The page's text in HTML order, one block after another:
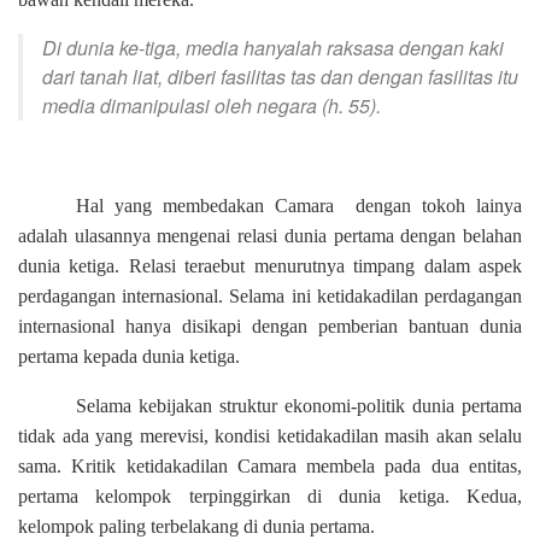
Di dunia ke-tiga, media hanyalah raksasa dengan kaki
dari tanah liat, diberi fasilitas tas dan dengan fasilitas itu
media dimanipulasi oleh negara (h. 55).
Hal yang membedakan Camara
dengan tokoh lainya
adalah ulasannya mengenai relasi dunia pertama dengan belahan
dunia ketiga. Relasi teraebut menurutnya timpang dalam aspek
perdagangan internasional. Selama ini ketidakadilan perdagangan
internasional hanya disikapi dengan pemberian bantuan dunia
pertama kepada dunia ketiga.
Selama kebijakan struktur ekonomi-politik dunia pertama
tidak ada yang merevisi, kondisi ketidakadilan masih akan selalu
sama. Kritik ketidakadilan Camara membela pada dua entitas,
pertama kelompok terpinggirkan di dunia ketiga. Kedua,
kelompok paling terbelakang di dunia pertama.